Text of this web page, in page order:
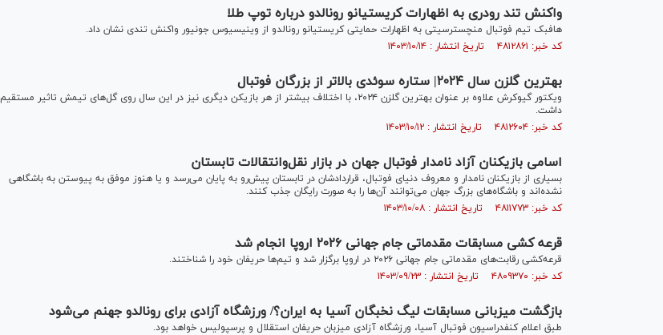
واکنش تند رودری به اظهارات کریستیانو رونالدو درباره توپ طلا
هافبک تیم فوتبال منچسترسیتی به اظهارات حمایتی کریستیانو رونالدو از وینیسیوس جونیور واکنش تندی نشان داد.
کد خبر: ۴۸۱۲۸۶۱ تاریخ انتشار : ۱۴۰۳/۱۰/۱۴
بهترین گلزن سال ۲۰۲۴| ستاره سوئدی بالاتر از بزرگان فوتبال
ویکتور گیوکرش علاوه بر عنوان بهترین گلزن ۲۰۲۴، با اختلاف بیشتر از هر بازیکن دیگری نیز در این سال روی گل‌های تیمش تاثیر مستقیم
داشت.
کد خبر: ۴۸۱۲۶۰۴ تاریخ انتشار : ۱۴۰۳/۱۰/۱۲
اسامی بازیکنان آزاد نامدار فوتبال جهان در بازار نقل‌وانتقالات تابستان
بسیاری از بازیکنان نامدار و معروف دنیای فوتبال، قراردادشان در تابستان پیش‌رو به پایان می‌رسد و یا هنوز موفق به پیوستن به باشگاهی
نشده‌اند و باشگاه‌های بزرگ جهان می‌توانند آن‌ها را به صورت رایگان جذب کنند.
کد خبر: ۴۸۱۱۷۷۳ تاریخ انتشار : ۱۴۰۳/۱۰/۰۸
قرعه کشی مسابقات مقدماتی جام جهانی ۲۰۲۶ اروپا انجام شد
قرعه‌کشی رقابت‌های مقدماتی جام جهانی ۲۰۲۶ در اروپا برگزار شد و تیم‌ها حریفان خود را شناختند.
کد خبر: ۴۸۰۹۳۷۰ تاریخ انتشار : ۱۴۰۳/۰۹/۲۳
بازگشت میزبانی مسابقات لیگ نخبگان آسیا به ایران؟/ ورزشگاه آزادی برای رونالدو جهنم می‌شود
طبق اعلام کنفدراسیون فوتبال آسیا، ورزشگاه آزادی میزبان حریفان استقلال و پرسپولیس خواهد بود.